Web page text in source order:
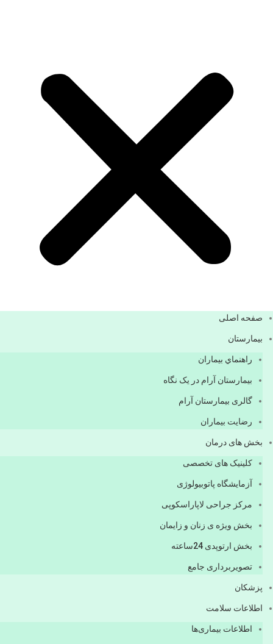
صفحه اصلی
بيمارستان
راهنماي بیماران
بیمارستان آرام در یک نگاه
گالری بیمارستان آرام
رضایت بیماران
بخش های درمان
کلینیک های تخصصی
آزمایشگاه پاتوبیولوژی
مرکز جراحی لاپاراسکوپی
بخش ویژه ی زنان و زایمان
بخش ارتوپدی 24ساعته
تصویربرداری جامع
پزشكان
اطلاعات سلامت
اطلاعات بیماری‌ها